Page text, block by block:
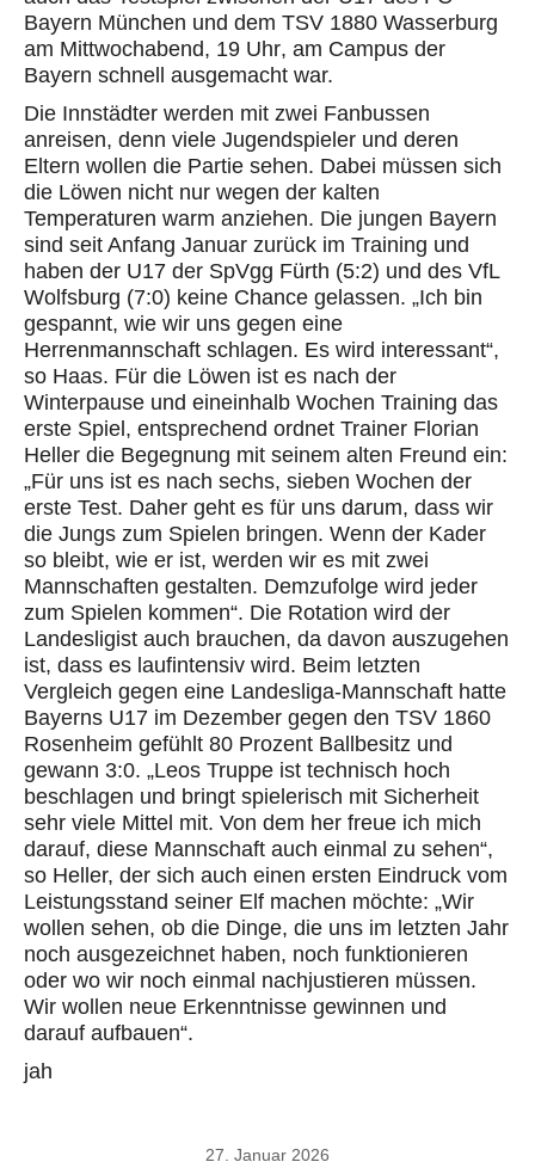
Bayern München und dem TSV 1880 Wasserburg
am Mittwochabend, 19 Uhr, am Campus der
Bayern schnell ausgemacht war.
Die Innstädter werden mit zwei Fanbussen
anreisen, denn viele Jugendspieler und deren
Eltern wollen die Partie sehen. Dabei müssen sich
die Löwen nicht nur wegen der kalten
Temperaturen warm anziehen. Die jungen Bayern
sind seit Anfang Januar zurück im Training und
haben der U17 der SpVgg Fürth (5:2) und des VfL
Wolfsburg (7:0) keine Chance gelassen. „Ich bin
gespannt, wie wir uns gegen eine
Herrenmannschaft schlagen. Es wird interessant“,
so Haas. Für die Löwen ist es nach der
Winterpause und eineinhalb Wochen Training das
erste Spiel , entsprechend ordnet Trainer Florian
Heller die Begegnung mit seinem alten Freund ein:
„Für uns ist es nach sechs, sieben Wochen der
erste Test. Daher geht es für uns darum, dass wir
die Jungs zum Spielen bringen. Wenn der Kader
so bleibt, wie er ist, werden wir es mit zwei
Mannschaften gestalten. Demzufolge wird jeder
zum Spielen kommen“. Die Rotation wird der
Landesligist auch brauchen, da davon auszugehen
ist, dass es laufintensiv wird. Beim letzten
Vergleich gegen eine Landesliga-Mannschaft hatte
Bayerns U17 im Dezember gegen den TSV 1860
Rosenheim gefühlt 80 Prozent Ballbesitz und
gewann 3:0. „Leos Truppe ist technisch hoch
beschlagen und bringt spielerisch mit Sicherheit
sehr viele Mittel mit. Von dem her freue ich mich
darauf, diese Mannschaft auch einmal zu sehen“,
so Heller, der sich auch einen ersten Eindruck vom
Leistungsstand seiner Elf machen möchte: „Wir
wollen sehen, ob die Dinge, die uns im letzten Jahr
noch ausgezeichnet haben, noch funktionieren
oder wo wir noch einmal nachjustieren müssen.
Wir wollen neue Erkenntnisse gewinnen und
darauf aufbauen“.
jah
27. Januar 2026